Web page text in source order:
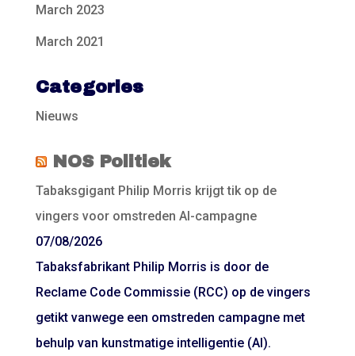
March 2023
March 2021
Categories
Nieuws
NOS Politiek
Tabaksgigant Philip Morris krijgt tik op de
vingers voor omstreden AI-campagne
07/08/2026
Tabaksfabrikant Philip Morris is door de
Reclame Code Commissie (RCC) op de vingers
getikt vanwege een omstreden campagne met
behulp van kunstmatige intelligentie (AI).